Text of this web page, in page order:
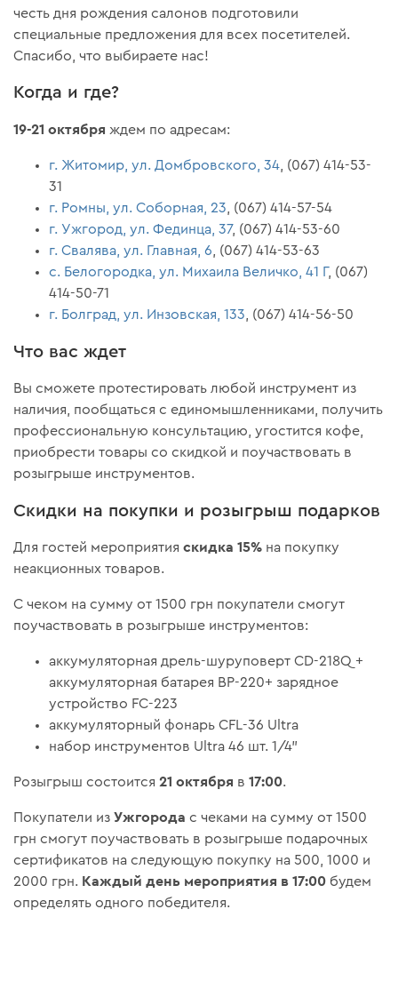
честь дня рождения салонов подготовили
специальные предложения для всех посетителей.
Спасибо, что выбираете нас!
Когда и где?
19-21 октября ждем по адресам:
г. Житомир, ул. Домбровского, 34 , (067) 414-53-
31
г. Ромны, ул. Соборная, 23 , (067) 414-57-54
г. Ужгород, ул. Фединца, 37, (067) 414-53-60
г. Свалява, ул. Главная, 6 , (067) 414-53-63
с. Белогородка, ул. Михаила Величко, 41 Г, (067)
414-50-71
г. Болград, ул. Инзовская, 133 , (067) 414-56-50
Что вас ждет
Вы сможете протестировать любой инструмент из
наличия, пообщаться с единомышленниками, получить
профессиональную консультацию, угостится кофе,
приобрести товары со скидкой и поучаствовать в
розыгрыше инструментов‎.
Скидки на покупки и розыгрыш подарков
Для гостей мероприятияскидка 15% на покупку
неакционных товаров.
С чеком на сумму от 1500 грн покупатели смогут
поучаствовать в розыгрыше инструментов:
аккумуляторная дрель-шуруповерт CD-218Q +
аккумуляторная батарея BP-220+ зарядное
устройство FC-223
аккумуляторный фонарь CFL-36 Ultra
набор инструментов Ultra 46 шт. 1/4"
Розыгрыш состоится21 октября в17:00.
Покупатели изУжгорода с чеками на сумму от 1500
грн смогут поучаствовать в розыгрыше подарочных
сертификатов на следующую покупку на 500, 1000 и
2000 грн. Каждый день мероприятия в 17:00 будем
определять одного победителя.